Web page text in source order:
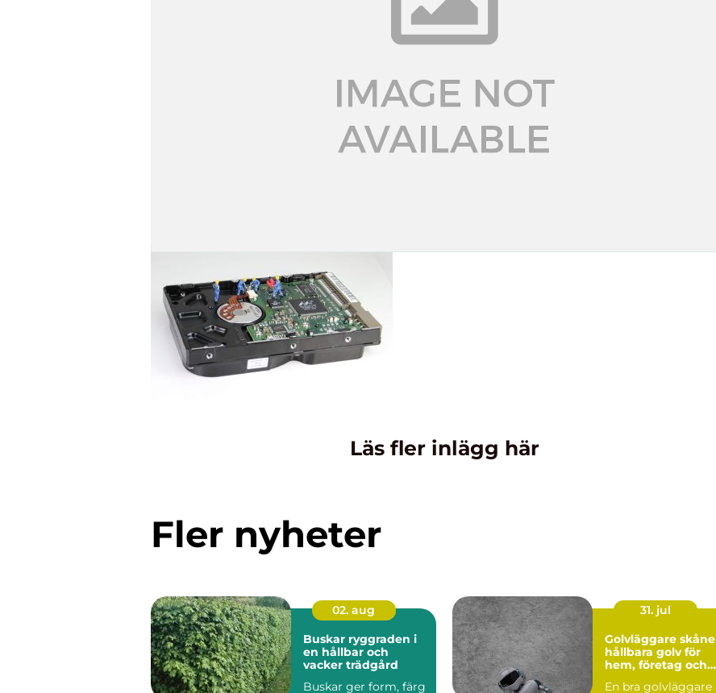
Läs fler inlägg här
Fler nyheter
02. aug
Buskar ryggraden i
en hållbar och
vacker trädgård
Buskar ger form, färg
31. jul
Golvläggare skåne
hållbara golv för
hem, företag och
En bra golvläggare